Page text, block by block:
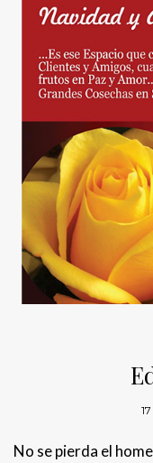
No se pierda el